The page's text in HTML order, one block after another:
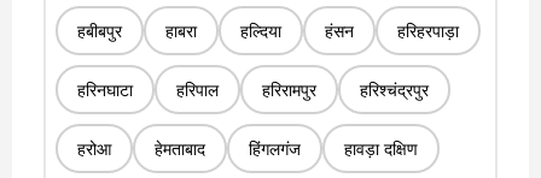
हबीबपुर हाबरा हल्दिया हंसन हरिहरपाड़ा
हरिनघाटा हरिपाल हरिरामपुर हरिश्चंद्रपुर
हरोआ हेमताबाद हिंगलगंज हावड़ा दक्षिण